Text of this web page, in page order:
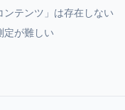
テンツ」は存在しない
定が難しい